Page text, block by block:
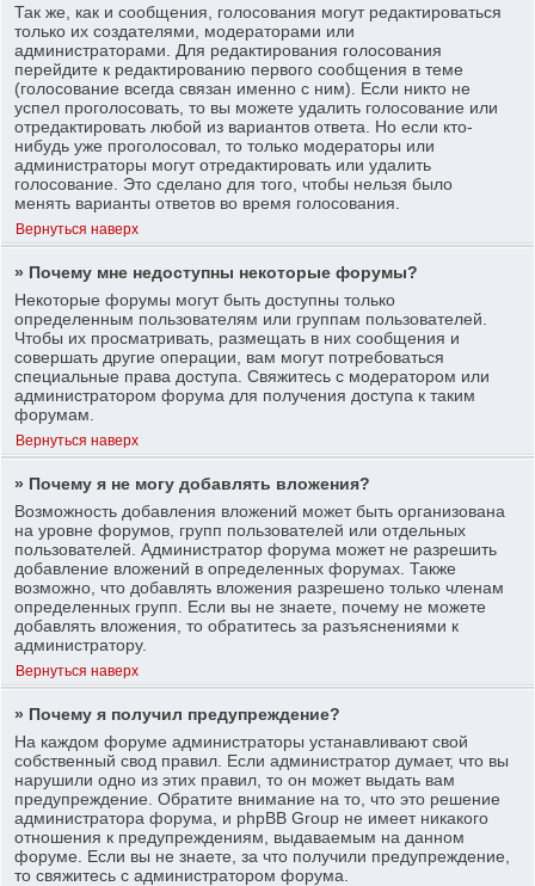
Так же, как и сообщения, голосования могут редактироваться
только их создателями, модераторами или
администраторами. Для редактирования голосования
перейдите к редактированию первого сообщения в теме
(голосование всегда связан именно с ним). Если никто не
успел проголосовать, то вы можете удалить голосование или
отредактировать любой из вариантов ответа. Но если кто-
нибудь уже проголосовал, то только модераторы или
администраторы могут отредактировать или удалить
голосование. Это сделано для того, чтобы нельзя было
менять варианты ответов во время голосования.
Вернуться наверх
» Почему мне недоступны некоторые форумы?
Некоторые форумы могут быть доступны только
определенным пользователям или группам пользователей.
Чтобы их просматривать, размещать в них сообщения и
совершать другие операции, вам могут потребоваться
специальные права доступа. Свяжитесь с модератором или
администратором форума для получения доступа к таким
форумам.
Вернуться наверх
» Почему я не могу добавлять вложения?
Возможность добавления вложений может быть организована
на уровне форумов, групп пользователей или отдельных
пользователей. Администратор форума может не разрешить
добавление вложений в определенных форумах. Также
возможно, что добавлять вложения разрешено только членам
определенных групп. Если вы не знаете, почему не можете
добавлять вложения, то обратитесь за разъяснениями к
администратору.
Вернуться наверх
» Почему я получил предупреждение?
На каждом форуме администраторы устанавливают свой
собственный свод правил. Если администратор думает, что вы
нарушили одно из этих правил, то он может выдать вам
предупреждение. Обратите внимание на то, что это решение
администратора форума, и phpBB Group не имеет никакого
отношения к предупреждениям, выдаваемым на данном
форуме. Если вы не знаете, за что получили предупреждение,
то свяжитесь с администратором форума.